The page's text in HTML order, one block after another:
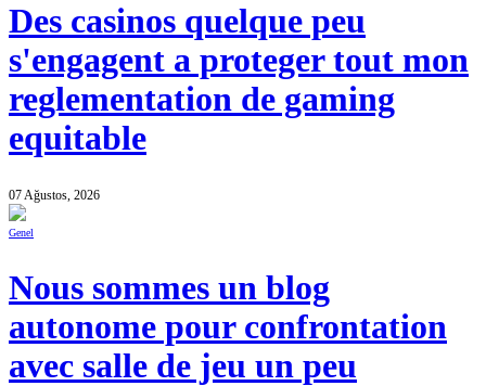
Des casinos quelque peu
s'engagent a proteger tout mon
reglementation de gaming
equitable
07 Ağustos, 2026
Genel
Nous sommes un blog
autonome pour confrontation
avec salle de jeu un peu